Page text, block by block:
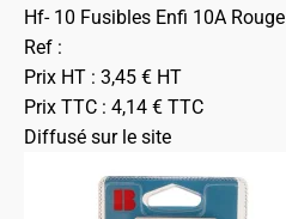
Hf- 10 Fusibles Enfi 10A Rouge
Ref :
Prix HT : 3,45 € HT
Prix TTC : 4,14 € TTC
Diffusé sur le site